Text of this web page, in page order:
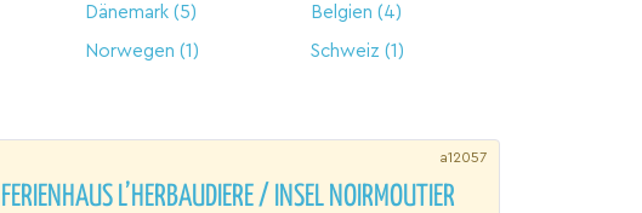
Dänemark(5) Belgien (4)
Norwegen (1) Schweiz (1)
a12057
FERIENHAUS L’HERBAUDIERE / INSEL NOIRMOUTIER